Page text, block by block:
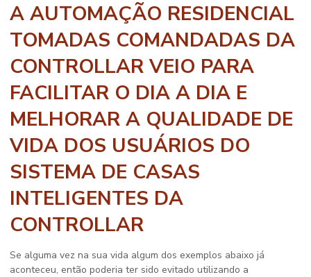
A AUTOMAÇÃO RESIDENCIAL
TOMADAS COMANDADAS DA
CONTROLLAR VEIO PARA
FACILITAR O DIA A DIA E
MELHORAR A QUALIDADE DE
VIDA DOS USUÁRIOS DO
SISTEMA DE CASAS
INTELIGENTES DA
CONTROLLAR
Se alguma vez na sua vida algum dos exemplos abaixo já
aconteceu, então poderia ter sido evitado utilizando a